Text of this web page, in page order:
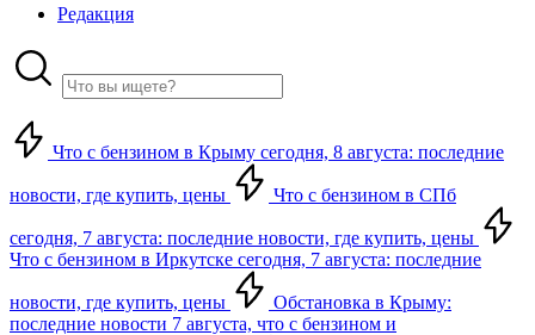
Редакция
Что с бензином в Крыму сегодня, 8 августа: последние
новости, где купить, цены Что с бензином в СПб
сегодня, 7 августа: последние новости, где купить, цены
Что с бензином в Иркутске сегодня, 7 августа: последние
новости, где купить, цены
Обстановка в Крыму:
последние новости 7 августа, что с бензином и